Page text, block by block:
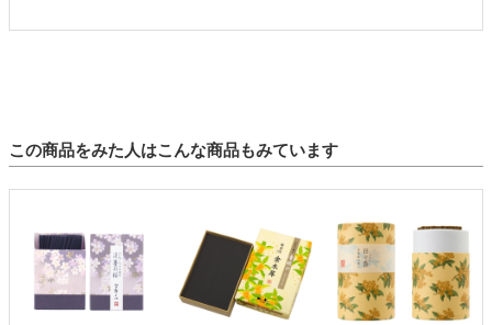
この商品をみた人はこんな商品もみています